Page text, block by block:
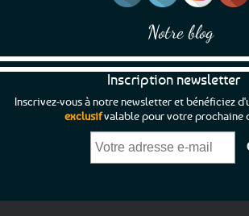
Notre blog
Inscription newsletter
Inscrivez-vous à notre newsletter et bénéficiez
exclusifvalable pour votre prochaine